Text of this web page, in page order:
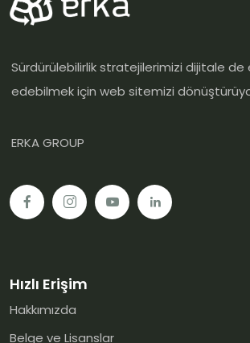
Sürdürülebilirlik stratejilerimizi dijitale
edebilmek için web sitemizi
ERKA GROUP
Hızlı Erişim
Hakkımızda
Belge ve Lisanslar